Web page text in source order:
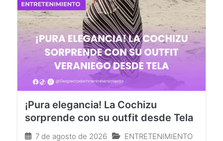
¡Pura elegancia! La Cochizu